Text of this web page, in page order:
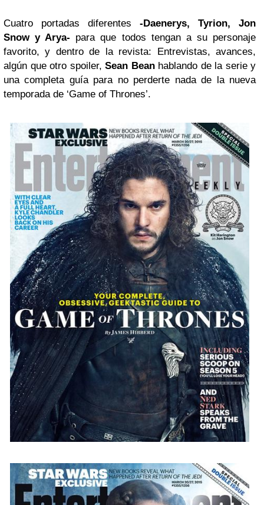
Cuatro portadas diferentes -Daenerys, Tyrion, Jon
Snow y Arya- para que todos tengan a su personaje
favorito, y dentro de la revista: Entrevistas, avances,
algún que otro spoiler, Sean Beanhablando de la serie y
una completa guía para no perderte nada de la nueva
temporada de ‘Game of Thrones’.